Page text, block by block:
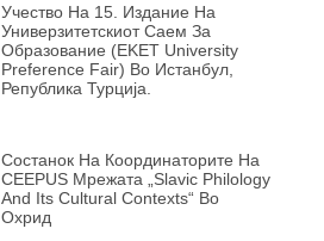
Учество На 15. Издание На
Универзитетскиот Саем За
Образование (EKET University
Preference Fair) Во Истанбул,
Република Турција.
Состанок На Координаторите На
CEEPUS Мрежата „Slavic Philology
And Its Cultural Contexts“ Во
Охрид